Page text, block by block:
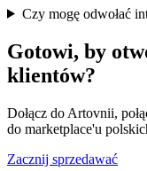
Czy mogę odwołać
Gotowi, by
klientów?
Dołącz do Artovnii,
do marketplace'u
Zacznij sprzedawać